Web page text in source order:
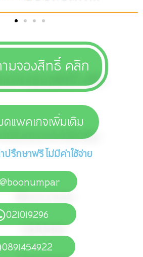
มจองสิทธิ์ คลิก
ดแพคเกจเพิ่มเติม
รึกษาฟรี ไม่มีค่าใช้จ่าย
@boonumpar
021019296
0891454922